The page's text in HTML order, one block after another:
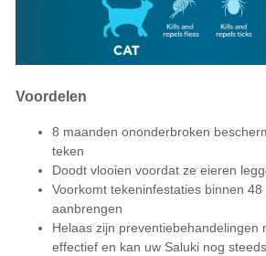
Voordelen
8 maanden ononderbroken
teken
Doodt vlooien voordat ze eieren
Voorkomt tekeninfestaties binnen
aanbrengen
Helaas zijn preventiebehandelingen
effectief en kan uw Saluki nog